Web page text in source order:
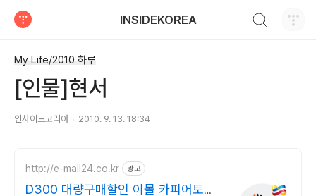
INSIDEKOREA
My Life/2010 하루
[인물]현서
인사이드코리아 2010. 9. 13. 18:34
http://e-mall24.co.kr 광고
D300 대량구매할인 이몰 카피어토너/